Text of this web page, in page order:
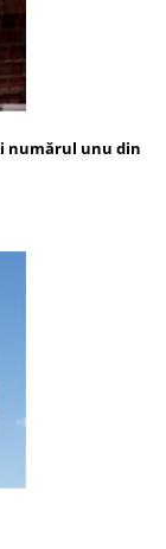
numărul unu din